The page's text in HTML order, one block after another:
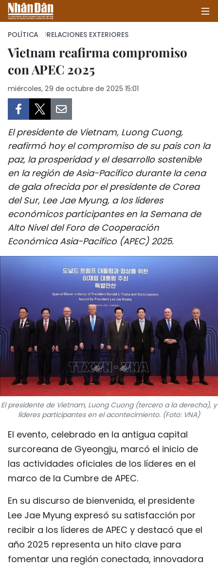
INICIO
POLÍTICA
SOCIEDAD
SALUD - MEDIO AMBIENTE
CULTURA - ENTRETENIMIENTO
INTERNACIONAL
DEPORTES
VIAJES
PUENTE DE AMISTAD
HISTORIAS MULTIMEDIA
FOTOGRAFÍA
¿QUIÉNES SOMOS?
TIẾNG VIỆT
ENGLISH
FRANÇAIS
POLÍTICA RELACIONES EXTERIORES
Vietnam reafirma compromiso
con APEC 2025
miércoles, 29 de octubre de 2025 15:01
El presidente de Vietnam, Luong Cuong,
reafirmó hoy el compromiso de su país con la
paz, la prosperidad y el desarrollo sostenible
en la región de Asia-Pacífico durante la cena
de gala ofrecida por el presidente de Corea
del Sur, Lee Jae Myung, a los líderes
económicos participantes en la Semana de
Alto Nivel del Foro de Cooperación
Económica Asia-Pacífico (APEC) 2025.
El presidente de Vietnam, Luong Cuong (tercero a la derecha), y
líderes participantes en el acontecimiento. (Foto: VNA)
El evento, celebrado en la antigua capital
surcoreana de Gyeongju, marcó el inicio de
las actividades oficiales de los líderes en el
marco de la Cumbre de APEC.
En su discurso de bienvenida, el presidente
Lee Jae Myung expresó su satisfacción por
recibir a los líderes de APEC y destacó que el
año 2025 representa un hito clave para
fomentar una región conectada, innovadora